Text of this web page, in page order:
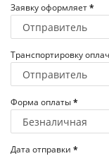
Заявку оформляет*
Транспортировку
Форма оплаты*
Дата отправки *